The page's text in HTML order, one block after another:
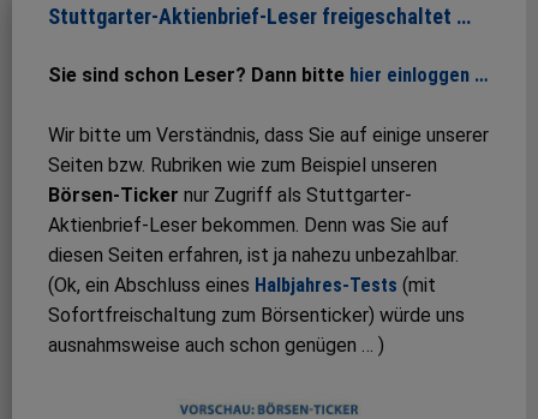
Stuttgarter-Aktienbrief-Leser freigeschaltet …
Sie sind schon Leser? Dann bitte hier einloggen …
Wir bitte um Verständnis, dass Sie auf einige unserer
Seiten bzw. Rubriken wie zum Beispiel unseren
Börsen-Ticker nur Zugriff als Stuttgarter-
Aktienbrief-Leser bekommen. Denn was Sie auf
diesen Seiten erfahren, ist ja nahezu unbezahlbar.
(Ok, ein Abschluss eines Halbjahres-Tests (mit
Sofortfreischaltung zum Börsenticker) würde uns
ausnahmsweise auch schon genügen … )